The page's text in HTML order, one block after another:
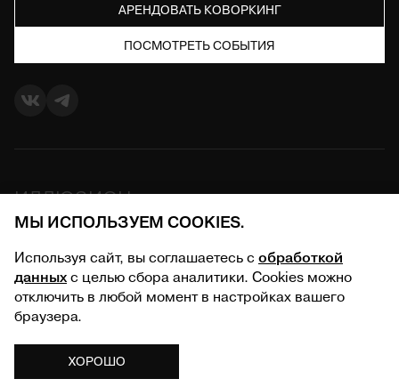
АРЕНДОВАТЬ КОВОРКИНГ
ПОСМОТРЕТЬ СОБЫТИЯ
ИЛЛЮЗИОН
© Томский Центр Современной Культуры
МЫ ИСПОЛЬЗУЕМ COOKIES.
Используя сайт, вы соглашаетесь с обработкой
данныхс целью сбора аналитики. Cookies можно
отключить в любой момент в настройках вашего
браузера.
ХОРОШО